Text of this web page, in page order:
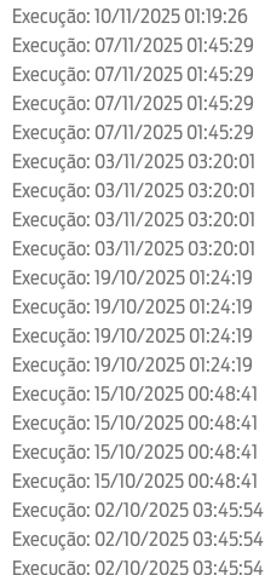
Execução: 10/11/2025 01:19:26
Execução: 07/11/2025 01:45:29
Execução: 07/11/2025 01:45:29
Execução: 07/11/2025 01:45:29
Execução: 07/11/2025 01:45:29
Execução: 03/11/2025 03:20:01
Execução: 03/11/2025 03:20:01
Execução: 03/11/2025 03:20:01
Execução: 03/11/2025 03:20:01
Execução: 19/10/2025 01:24:19
Execução: 19/10/2025 01:24:19
Execução: 19/10/2025 01:24:19
Execução: 19/10/2025 01:24:19
Execução: 15/10/2025 00:48:41
Execução: 15/10/2025 00:48:41
Execução: 15/10/2025 00:48:41
Execução: 15/10/2025 00:48:41
Execução: 02/10/2025 03:45:54
Execução: 02/10/2025 03:45:54
Execução: 02/10/2025 03:45:54